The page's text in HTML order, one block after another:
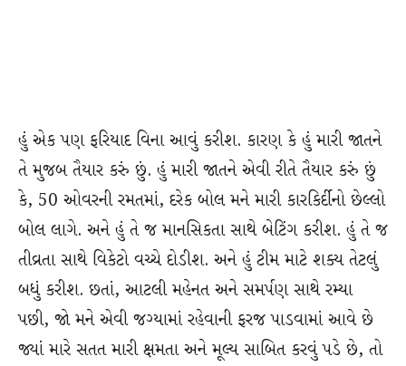
હું એક પણ ફરિયાદ વિના આવું કરીશ. કારણ કે હું મારી જાતને
તે મુજબ તૈયાર કરું છું. હું મારી જાતને એવી રીતે તૈયાર કરું છું
કે, 50 ઓવરની રમતમાં, દરેક બોલ મને મારી કારકિર્દીનો છેલ્લો
બોલ લાગે. અને હું તે જ માનસિકતા સાથે બેટિંગ કરીશ. હું તે જ
તીવ્રતા સાથે વિકેટો વચ્ચે દોડીશ. અને હું ટીમ માટે શક્ય તેટલું
બધું કરીશ. છતાં, આટલી મહેનત અને સમર્પણ સાથે રમ્યા
પછી, જો મને એવી જગ્યામાં રહેવાની ફરજ પાડવામાં આવે છે
જ્યાં મારે સતત મારી ક્ષમતા અને મૂલ્ય સાબિત કરવું પડે છે, તો